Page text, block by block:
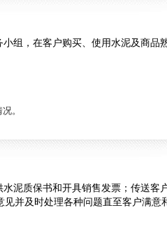
组，在客户购买、使用水泥及商品
。
泥质保书和开具销售发票；传送客
并及时处理各种问题直至客户满意